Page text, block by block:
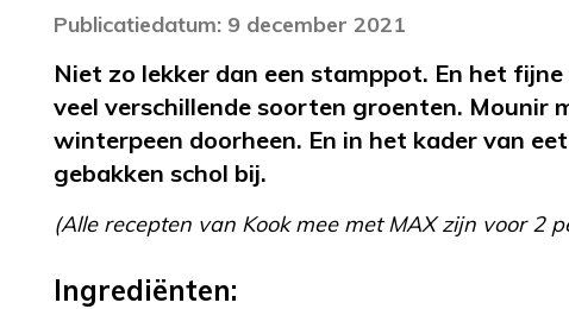
Publicatiedatum: 9 december 2021
Niet zo lekker dan een stamppot. En het
veel verschillende soorten groenten. Mounir
winterpeen doorheen. En in het kader van
gebakken schol bij.
(Alle recepten van Kook mee met MAX zijn voor 2
Ingrediënten: